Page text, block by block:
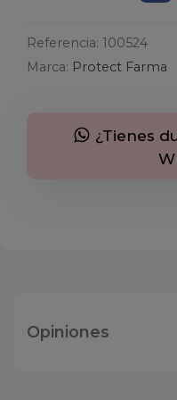
Referencia: 100524
Marca: Protect Farma
¿Tienes
Opiniones